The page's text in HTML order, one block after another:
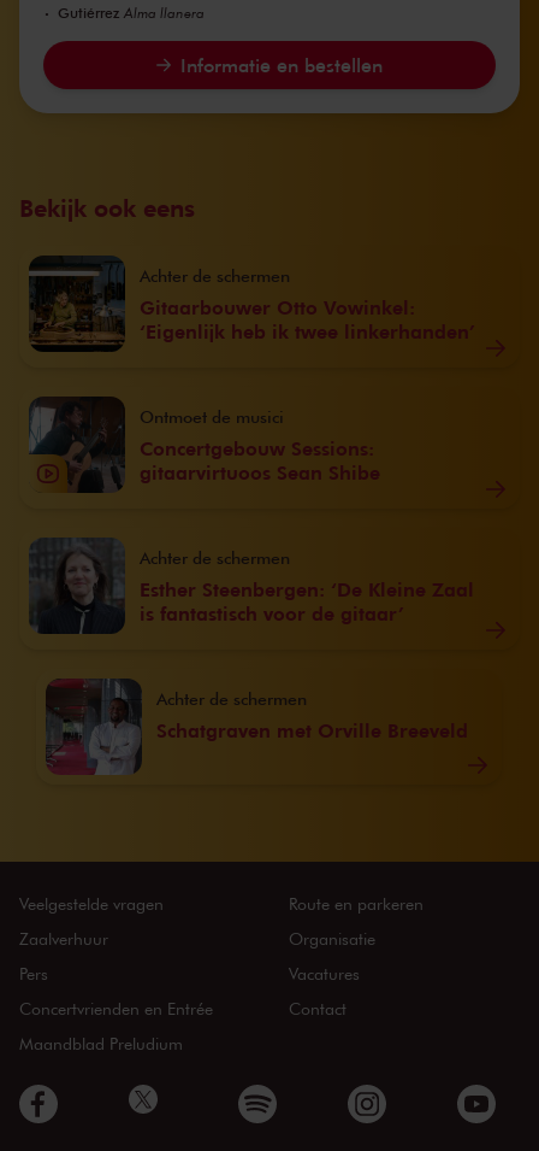
Gutiérrez Alma llanera
Informatie en bestellen
Bekijk ook eens
Gitaarbouwer Otto Vowinkel:
‘Eigenlijk heb ik twee linkerhanden’
Achter de schermen
Concertgebouw Sessions:
gitaarvirtuoos Sean Shibe
Ontmoet de musici
Esther Steenbergen: ‘De Kleine Zaal
is fantastisch voor de gitaar’
Achter de schermen
Schatgraven met Orville Breeveld
Achter de schermen
Veelgestelde vragen
Zaalverhuur
Pers
Concertvrienden en Entrée
Maandblad Preludium
Route en parkeren
Organisatie
Vacatures
Contact